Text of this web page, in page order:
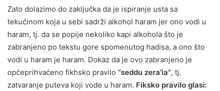
Zato dolazimo do zaključka da je ispiranje usta sa
tekućinom koja u sebi sadrži alkohol haram jer ono vodi u
haram, tj. da se popije nekoliko kapi alkohola što je
zabranjeno po tekstu gore spomenutog hadisa, a ono što
vodi u haram je haram. Dokaz da je ovo zabranjeno je
općeprihvaćeno fikhsko pravilo “seddu zera'ia”, tj.
zatvaranje puteva koji vode u haram. Fiksko pravilo glasi: